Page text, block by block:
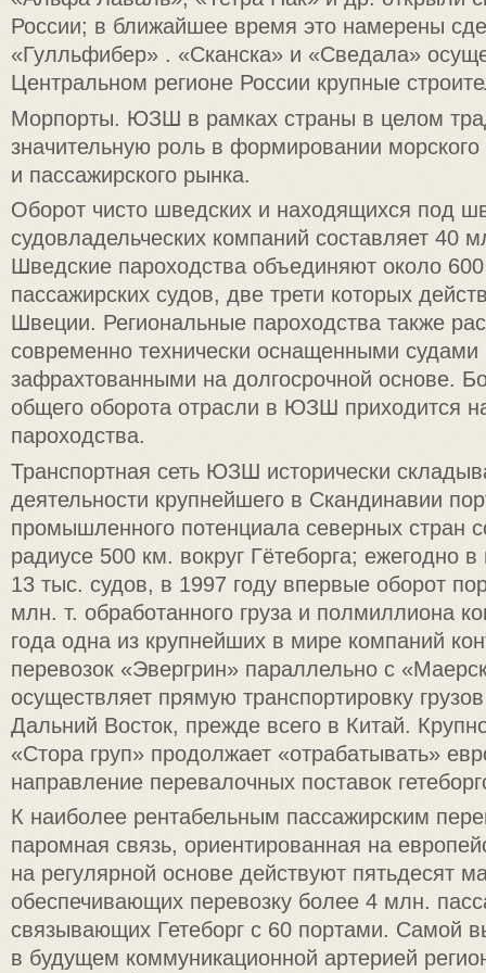
России; в ближайшее время это намерены
«Гулльфибер» . «Сканска» и «Сведала»
Центральном регионе России крупные
Морпорты. ЮЗШ в рамках страны в целом
значительную роль в формировании морского
и пассажирского рынка.
Оборот чисто шведских и находящихся под
судовладельческих компаний составляет 40
Шведские пароходства объединяют около
пассажирских судов, две трети которых
Швеции. Региональные пароходства также
современно технически оснащенными судами
зафрахтованными на долгосрочной основе.
общего оборота отрасли в ЮЗШ приходится
пароходства.
Транспортная сеть ЮЗШ исторически
деятельности крупнейшего в Скандинавии
промышленного потенциала северных стран
радиусе 500 км. вокруг Гётеборга; ежегодно
13 тыс. судов, в 1997 году впервые оборот
млн. т. обработанного груза и полмиллиона
года одна из крупнейших в мире компаний
перевозок «Эвергрин» параллельно с
осуществляет прямую транспортировку
Дальний Восток, прежде всего в Китай.
«Стора груп» продолжает «отрабатывать»
направление перевалочных поставок
К наиболее рентабельным пассажирским
паромная связь, ориентированная на
на регулярной основе действуют пятьдесят
обеспечивающих перевозку более 4 млн.
связывающих Гетеборг с 60 портами. Самой
в будущем коммуникационной артерией